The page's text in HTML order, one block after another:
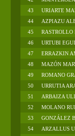
43
URIARTE
44
AZPIAZU
45
RASTROLLO
46
URTUBI
47
ERRAZKIN
48
MAZÓN
49
ROMANO
50
URRUTIA
51
ARBAIZA
52
MOLANO
53
GONZÁLEZ
54
ARZALLUS